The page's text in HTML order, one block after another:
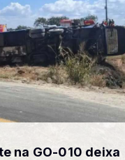
na GO-010 deixa